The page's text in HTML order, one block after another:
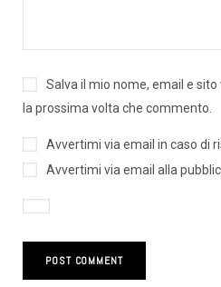
Salva il mio nome, email e
la prossima volta che commento.
Avvertimi via email in caso di
Avvertimi via email alla